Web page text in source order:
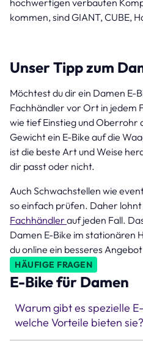
kommen, sind GIANT, CUBE,
Unser Tipp zum
Möchtest du dir ein Damen E-
Fachhändler vor Ort in jedem
wie tief Einstieg und Oberrohr
Gewicht ein E-Bike auf die
ist die beste Art und Weise
dir passt oder nicht.
Auch Schwachstellen wie
so einfach prüfen. Daher lohnt
Fachhändler auf jeden Fall.
Damen E-Bike im stationären
du online ein besseres
HÄUFIGE FRAGEN
E-Bike für Damen
Warum gibt es spezielle
welche Vorteile bieten sie?